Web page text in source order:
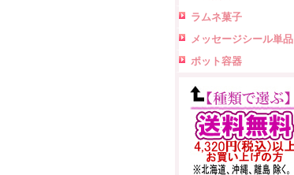
ラムネ菓子
メッセージシール単品
ポット容器